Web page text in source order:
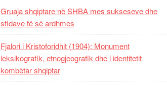
Gruaja shqiptare në SHBA mes sukseseve dhe
sfidave të së ardhmes
Fjalori i Kristoforidhit (1904): Monument
leksikografik, etnogjeografik dhe i identitetit
kombëtar shqiptar